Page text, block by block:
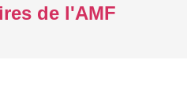
de l'AMF